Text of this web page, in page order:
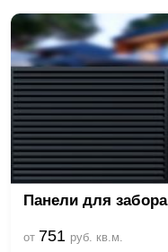
Панели для забора
от 751 руб. кв.м.